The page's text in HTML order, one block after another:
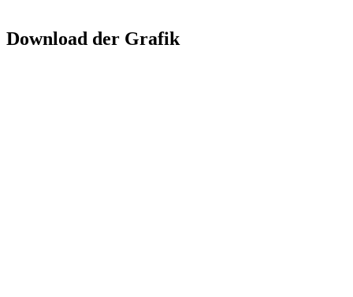
Download der Grafik